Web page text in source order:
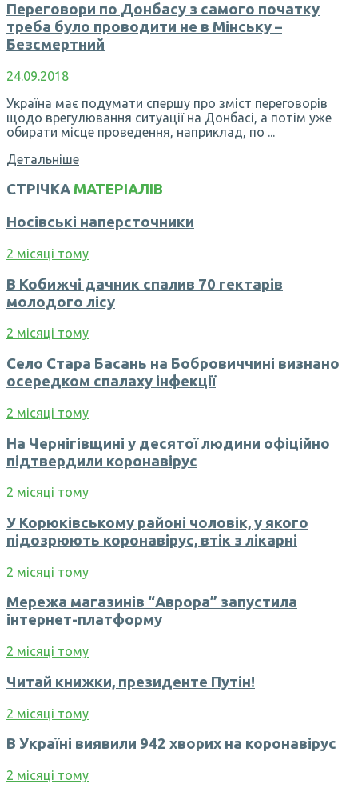
Переговори по Донбасу з самого початку
треба було проводити не в Мінську –
Безсмертний
24.09.2018
Україна має подумати спершу про зміст переговорів
щодо врегулювання ситуації на Донбасі, а потім уже
обирати місце проведення, наприклад, по ...
Детальніше
СТРІЧКА МАТЕРІАЛІВ
Носівські наперсточники
2 місяці тому
В Кобижчі дачник спалив 70 гектарів
молодого лісу
2 місяці тому
Село Стара Басань на Бобровиччині визнано
осередком спалаху інфекції
2 місяці тому
На Чернігівщині у десятої людини офіційно
підтвердили коронавірус
2 місяці тому
У Корюківському районі чоловік, у якого
підозрюють коронавірус, втік з лікарні
2 місяці тому
Мережа магазинів “Аврора” запустила
інтернет-платформу
2 місяці тому
Читай книжки, президенте Путін!
2 місяці тому
В Україні виявили 942 хворих на коронавірус
2 місяці тому